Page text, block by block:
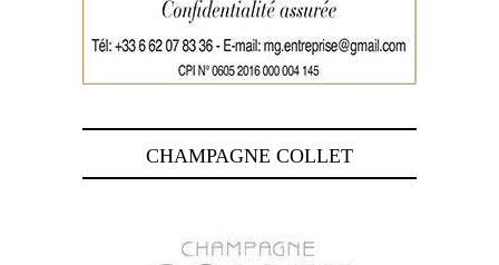
CHAMPAGNE COLLET